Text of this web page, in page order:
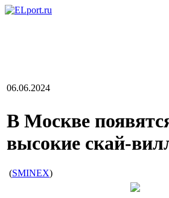
06.06.2024
В Москве
высокие скай-
(SMINEX)